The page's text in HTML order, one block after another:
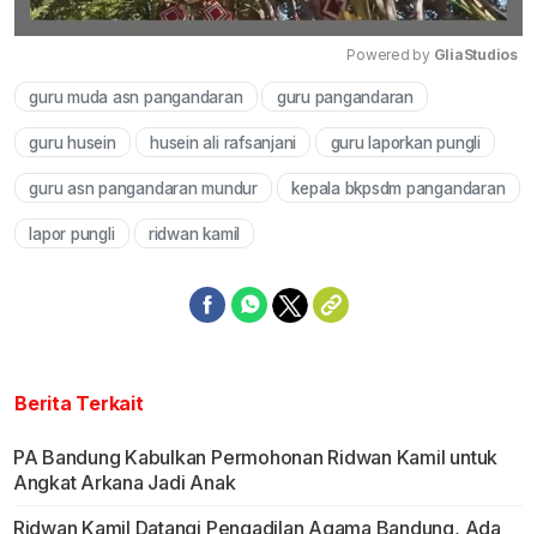
Powered by GliaStudios
guru muda asn pangandaran guru pangandaran
guru husein husein ali rafsanjani guru laporkan pungli
guru asn pangandaran mundur kepala bkpsdm pangandaran
lapor pungli ridwan kamil
Berita Terkait
PA Bandung Kabulkan Permohonan Ridwan Kamil untuk
Angkat Arkana Jadi Anak
Ridwan Kamil Datangi Pengadilan Agama Bandung, Ada